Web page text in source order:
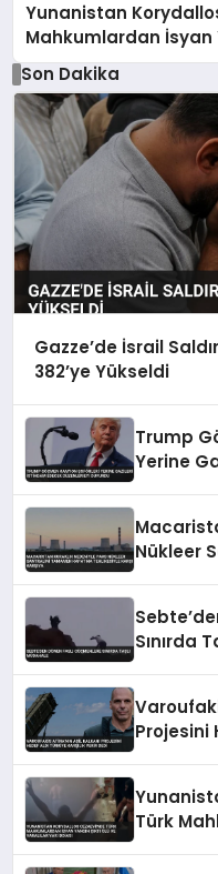
Yunanistan
Mahkumlardan İsyan
Var İddiası
Son Dakika
Gazze’de İsrail
382’ye Yükseldi
Trump
Yerine
Nükleer
Sınırda
Projesini
Türk